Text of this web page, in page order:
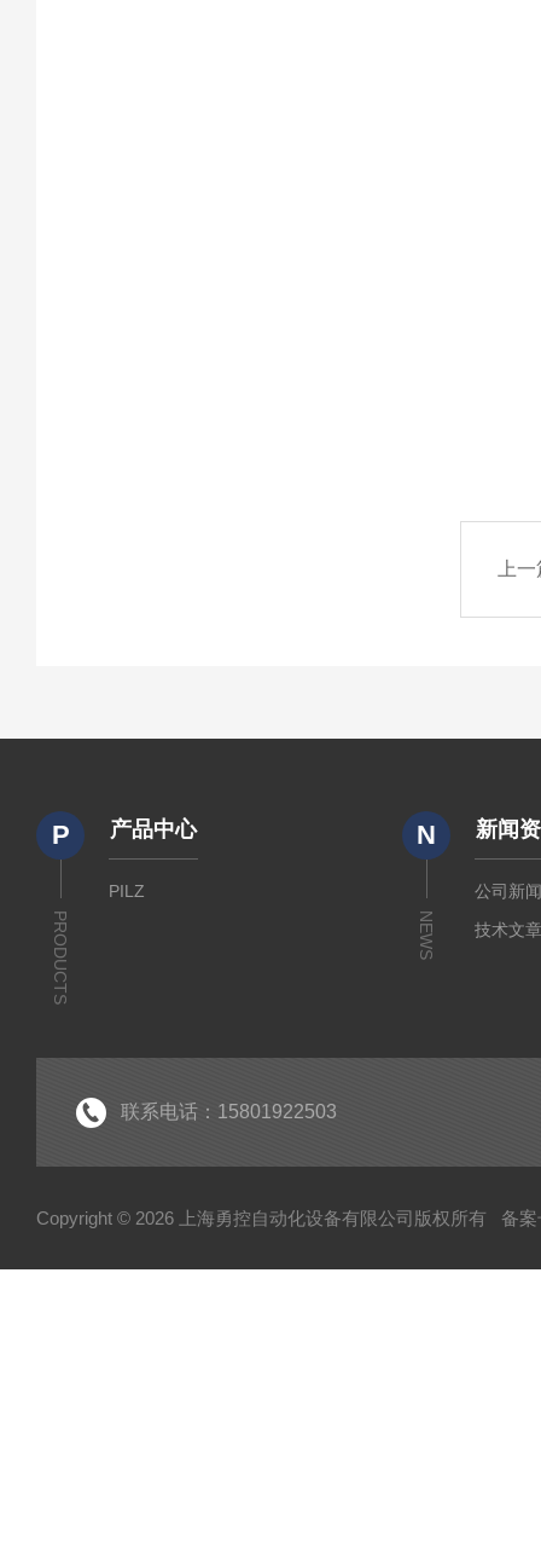
上
P
PRODUCTS
产品中心
PILZ
N
NEWS
新闻
公司新
技术文
联系电话：15801922503
Copyright © 2026 上海勇控自动化设备有限公司版权所有 备案